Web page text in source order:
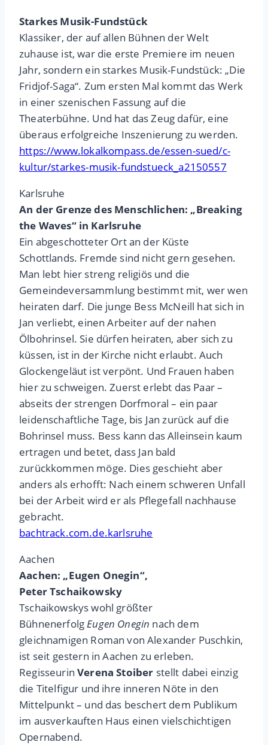
Starkes Musik-Fundstück
Klassiker, der auf allen Bühnen der Welt
zuhause ist, war die erste Premiere im neuen
Jahr, sondern ein starkes Musik-Fundstück: „Die
Fridjof-Saga“. Zum ersten Mal kommt das Werk
in einer szenischen Fassung auf die
Theaterbühne. Und hat das Zeug dafür, eine
überaus erfolgreiche Inszenierung zu werden.
https://www.lokalkompass.de/essen-sued/c-
kultur/starkes-musik-fundstueck_a2150557
Karlsruhe
An der Grenze des Menschlichen: „Breaking
the Waves“ in Karlsruhe
Ein abgeschotteter Ort an der Küste
Schottlands. Fremde sind nicht gern gesehen.
Man lebt hier streng religiös und die
Gemeindeversammlung bestimmt mit, wer wen
heiraten darf. Die junge Bess McNeill hat sich in
Jan verliebt, einen Arbeiter auf der nahen
Ölbohrinsel. Sie dürfen heiraten, aber sich zu
küssen, ist in der Kirche nicht erlaubt. Auch
Glockengeläut ist verpönt. Und Frauen haben
hier zu schweigen. Zuerst erlebt das Paar –
abseits der strengen Dorfmoral – ein paar
leidenschaftliche Tage, bis Jan zurück auf die
Bohrinsel muss. Bess kann das Alleinsein kaum
ertragen und betet, dass Jan bald
zurückkommen möge. Dies geschieht aber
anders als erhofft: Nach einem schweren Unfall
bei der Arbeit wird er als Pflegefall nachhause
gebracht.
bachtrack.com.de.karlsruhe
Aachen
Aachen: „Eugen Onegin“,
Peter Tschaikowsky
Tschaikowskys wohl größter
BühnenerfolgEugen Onegin nach dem
gleichnamigen Roman von Alexander Puschkin,
ist seit gestern in Aachen zu erleben.
RegisseurinVerena Stoiber stellt dabei einzig
die Titelfigur und ihre inneren Nöte in den
Mittelpunkt – und das beschert dem Publikum
im ausverkauften Haus einen vielschichtigen
Opernabend.